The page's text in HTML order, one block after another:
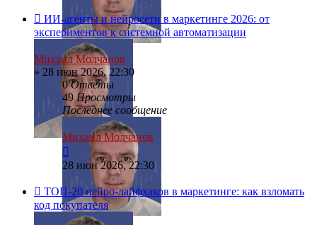
ИИ-агенты и нейросети в маркетинге 2026: от
экспериментов к системной автоматизации
Михаил Молчанов
» 28 июн 2026, 22:30
0Ответы
49Просмотры
Последнее сообщение
Михаил Молчанов
28 июн 2026, 22:30
ТОП-20 нейро-лайфхаков в маркетинге: как взломать
код покупателя